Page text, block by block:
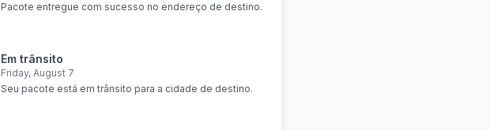
Pacote entregue com sucesso no endereço de destino.
Em trânsito
Friday, August 7
Seu pacote está em trânsito para a cidade de destino.